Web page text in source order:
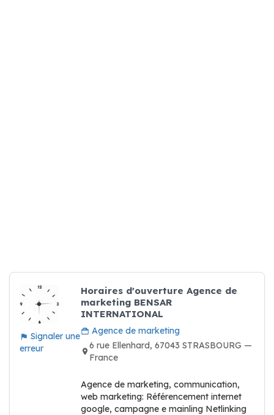
Signaler une
erreur
Horaires d'ouverture Agence de
marketing BENSAR
INTERNATIONAL
Agence de marketing
6 rue Ellenhard, 67043 STRASBOURG —
France
Agence de marketing, communication,
web marketing: Référencement internet
google, campagne e mainling Netlinking